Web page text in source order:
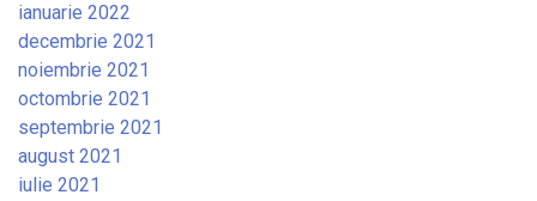
ianuarie 2022
decembrie 2021
noiembrie 2021
octombrie 2021
septembrie 2021
august 2021
iulie 2021